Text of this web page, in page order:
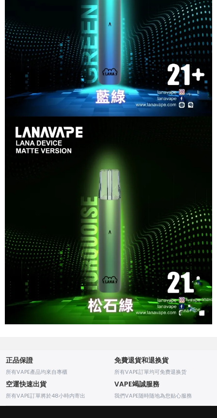
正品保證
所有VAPE產品均來自專櫃
免費退貨和退换貨
所有VAPE訂單均可免费退换货
空運快速出貨
所有VAPE訂單將於48小時内寄出
VAPE竭誠服務
我們VAPE随時随地為您贴心服務